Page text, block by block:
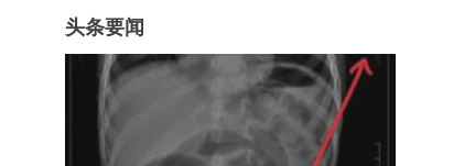
头条要闻